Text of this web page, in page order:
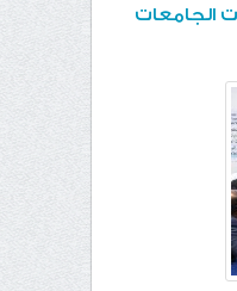
الجامعات